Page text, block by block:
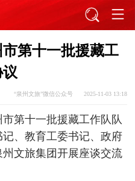
第十一批援藏工
“泉州文旅”微信公众号 2025-11-03 13:18
市第十一批援藏工作队队
、教育工委书记、政府
文旅集团开展座谈交流